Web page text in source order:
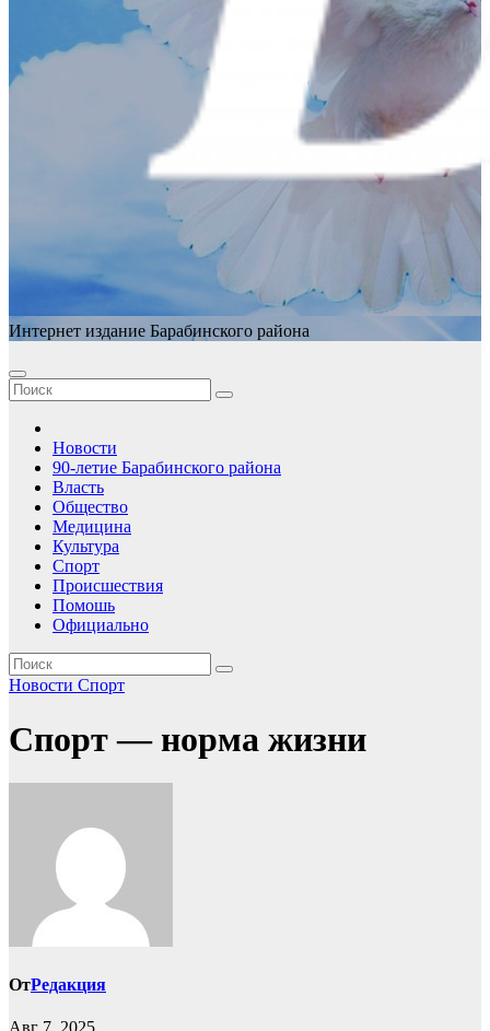
Интернет издание Барабинского района
Новости
90-летие Барабинского района
Власть
Общество
Медицина
Культура
Спорт
Происшествия
Помошь
Официально
Новости Спорт
Спорт — норма жизни
ОтРедакция
Авг 7, 2025